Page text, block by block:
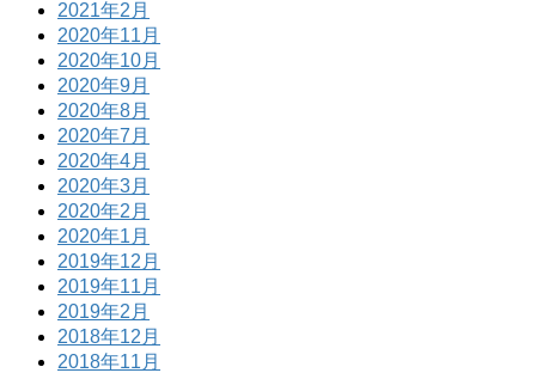
2021年2月
2020年11月
2020年10月
2020年9月
2020年8月
2020年7月
2020年4月
2020年3月
2020年2月
2020年1月
2019年12月
2019年11月
2019年2月
2018年12月
2018年11月